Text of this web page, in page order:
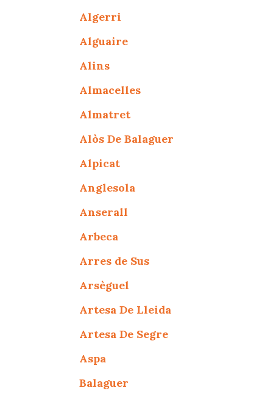
Algerri
Alguaire
Alins
Almacelles
Almatret
Alòs De Balaguer
Alpicat
Anglesola
Anserall
Arbeca
Arres de Sus
Arsèguel
Artesa De Lleida
Artesa De Segre
Aspa
Balaguer